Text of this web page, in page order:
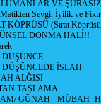
VE
Sevgi, İyilik ve
KÖPRÜSÜ (Sırat
DONMA HALİ!!
İSLAH
ALĞISI
TAŞLAMA
GÜNAH - MÜBAH-